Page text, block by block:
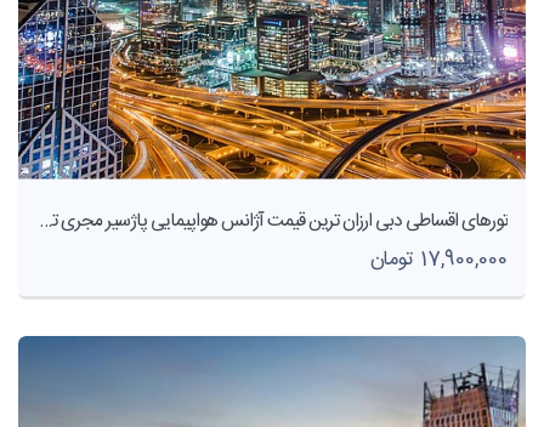
تورهای اقساطی دبی ارزان ترین قیمت آژانس هواپیمایی پاژسیر مجری تورهای داخلی و خارجی اقساطی از مشهد
17,900,000 تومان